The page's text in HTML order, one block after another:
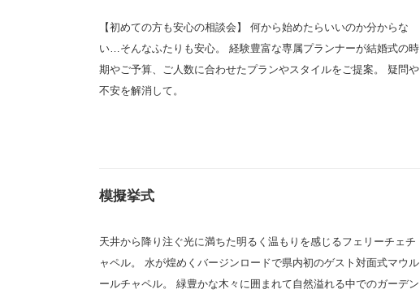
【初めての方も安心の相談会】 何から始めたらいいのか分からな
い…そんなふたりも安心。 経験豊富な専属プランナーが結婚式の時
期やご予算、ご人数に合わせたプランやスタイルをご提案。 疑問や
不安を解消して。
模擬挙式
天井から降り注ぐ光に満ちた明るく温もりを感じるフェリーチェチ
ャペル。 水が煌めくバージンロードで県内初のゲスト対面式マウル
ールチャペル。 緑豊かな木々に囲まれて自然溢れる中でのガーデン